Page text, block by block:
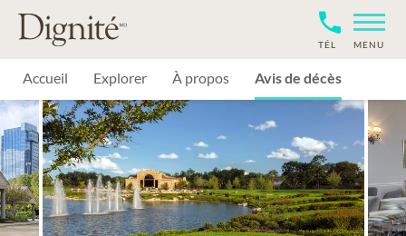
MENU
TÉL
Accueil Explorer À propos Avis de décès